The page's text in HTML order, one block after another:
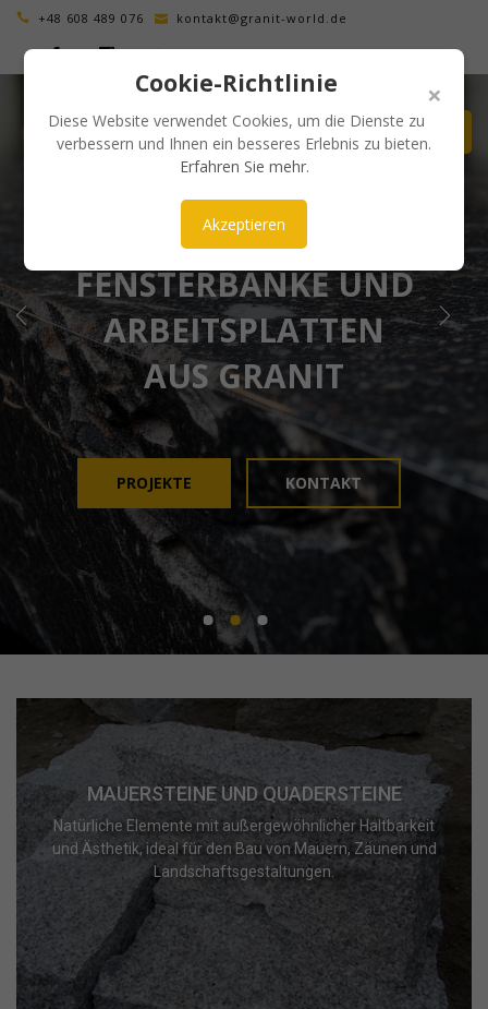
×
Cookie-Richtlinie
Diese Website verwendet Cookies, um die Dienste zu
verbessern und Ihnen ein besseres Erlebnis zu bieten.
Erfahren Sie mehr.
Akzeptieren
+48 608 489 076 kontakt@granit-world.de
ÄSTHETISCH UND ZEITLOS
FENSTERBÄNKE UND
ARBEITSPLATTEN
AUS GRANIT
PROJEKTE KONTAKT
MAUERSTEINE UND QUADERSTEINE
Natürliche Elemente mit außergewöhnlicher Haltbarkeit
und Ästhetik, ideal für den Bau von Mauern, Zäunen und
Landschaftsgestaltungen.